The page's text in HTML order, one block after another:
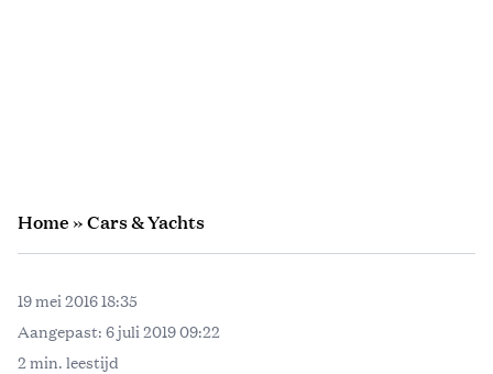
Home»Cars & Yachts
19 mei 2016 18:35
Aangepast: 6 juli 2019 09:22
2 min. leestijd